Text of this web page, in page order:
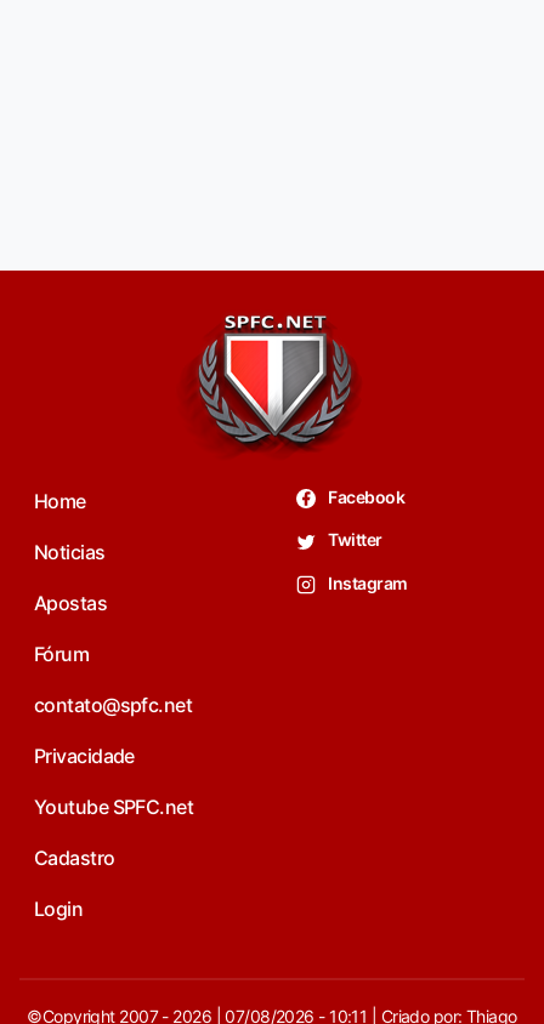
Home
Noticias
Apostas
Fórum
contato@spfc.net
Privacidade
Youtube SPFC.net
Cadastro
Login
Facebook
Twitter
Instagram
©Copyright 2007 - 2026 | 07/08/2026 - 10:11 | Criado por: Thiago